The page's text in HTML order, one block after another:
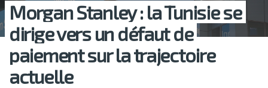
Morgan Stanley : la Tunisie se
dirige vers un défaut de
paiement sur la trajectoire
actuelle